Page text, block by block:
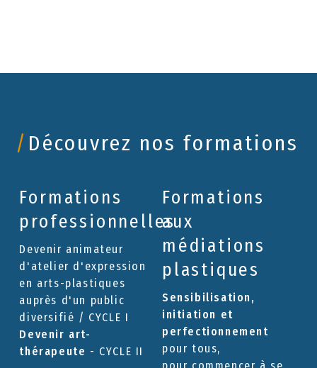
/ Découvrez nos formations
Formations
professionnelles
Devenir animateur
d'atelier d'expression
en arts-plastiques
auprès d'un public
diversifié / CYCLE I
Devenir art-
thérapeute - CYCLE II
Formations
aux
médiations
plastiques
Sensibilisation,
initiation et
perfectionnement
pour tous,